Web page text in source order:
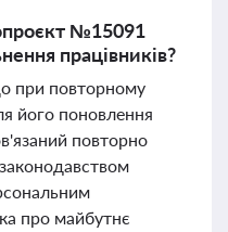
№15091
працівників?
при повторному
його поновлення
повторно
про майбутнє